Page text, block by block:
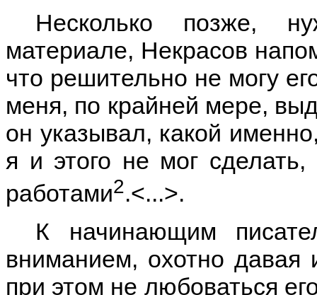
Несколько позже,
материале, Некрасов
что решительно не могу
меня, по крайней мере,
он указывал, какой
я и этого не мог
работами2.<...>.
К начинающим
вниманием, охотно
при этом не любоваться